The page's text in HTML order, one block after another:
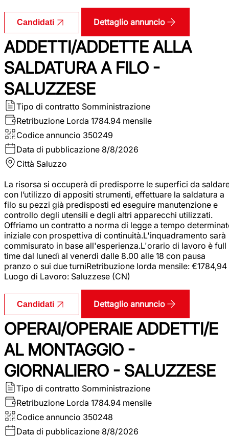
Candidati Dettaglio annuncio
ADDETTI/ADDETTE ALLA
SALDATURA A FILO -
SALUZZESE
Tipo di contratto Somministrazione
Retribuzione Lorda 1784.94 mensile
Codice annuncio 350249
Data di pubblicazione 8/8/2026
Città Saluzzo
La risorsa si occuperà di predisporre le superfici da
con l’utilizzo di appositi strumenti, effettuare la saldatura a
filo su pezzi già predisposti ed eseguire manutenzione e
controllo degli utensili e degli altri apparecchi utilizzati.
Offriamo un contratto a norma di legge a tempo
iniziale con prospettiva di continuità.L'inquadramento sarà
commisurato in base all'esperienza.L'orario di lavoro è full
time dal lunedì al venerdì dalle 8.00 alle 18 con pausa
pranzo o sui due turniRetribuzione lorda mensile: €1784,94
Luogo di Lavoro: Saluzzese (CN)
Candidati Dettaglio annuncio
OPERAI/OPERAIE ADDETTI/E
AL MONTAGGIO -
GIORNALIERO - SALUZZESE
Tipo di contratto Somministrazione
Retribuzione Lorda 1784.94 mensile
Codice annuncio 350248
Data di pubblicazione 8/8/2026